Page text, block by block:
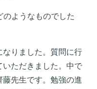
ようなものでした
りました。質問に行
いただきました。中で
藤先生です。勉強の進